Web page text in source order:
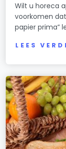
Wilt u horeca
voorkomen
papier prima”
LEES